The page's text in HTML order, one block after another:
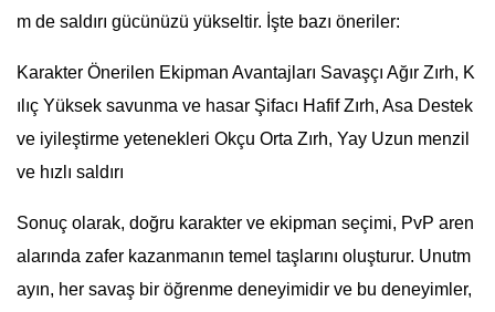
m de saldırı gücünüzü yükseltir. İşte bazı öneriler:
Karakter Önerilen Ekipman Avantajları Savaşçı Ağır Zırh, K
ılıç Yüksek savunma ve hasar Şifacı Hafif Zırh, Asa Destek
ve iyileştirme yetenekleri Okçu Orta Zırh, Yay Uzun menzil
ve hızlı saldırı
Sonuç olarak, doğru karakter ve ekipman seçimi, PvP aren
alarında zafer kazanmanın temel taşlarını oluşturur. Unutm
ayın, her savaş bir öğrenme deneyimidir ve bu deneyimler,